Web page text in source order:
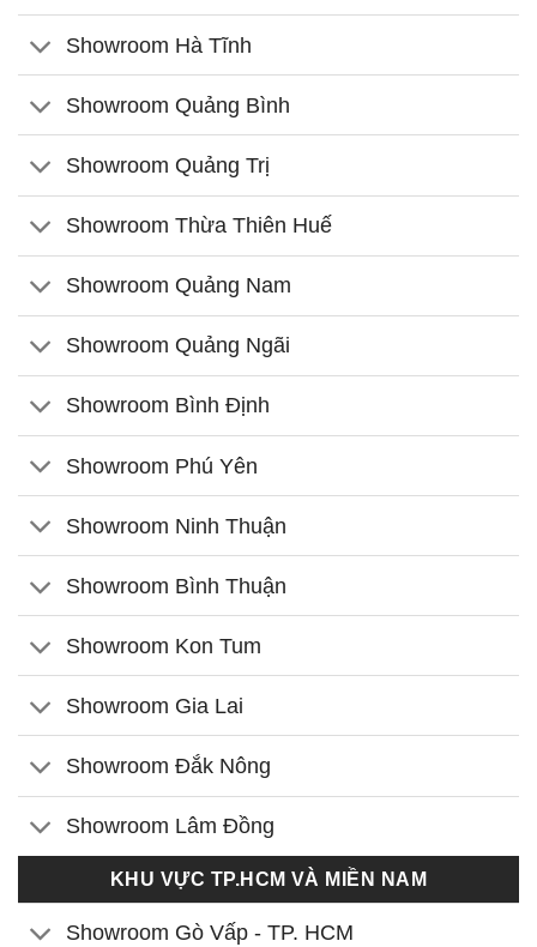
Showroom Hà Tĩnh
Showroom Quảng Bình
Showroom Quảng Trị
Showroom Thừa Thiên Huế
Showroom Quảng Nam
Showroom Quảng Ngãi
Showroom Bình Định
Showroom Phú Yên
Showroom Ninh Thuận
Showroom Bình Thuận
Showroom Kon Tum
Showroom Gia Lai
Showroom Đắk Nông
Showroom Lâm Đồng
KHU VỰC TP.HCM VÀ MIỀN NAM
Showroom Gò Vấp - TP. HCM